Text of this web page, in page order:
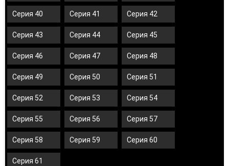
Серия 40 Серия 41 Серия 42
Серия 43 Серия 44 Серия 45
Серия 46 Серия 47 Серия 48
Серия 49 Серия 50 Серия 51
Серия 52 Серия 53 Серия 54
Серия 55 Серия 56 Серия 57
Серия 58 Серия 59 Серия 60
Серия 61